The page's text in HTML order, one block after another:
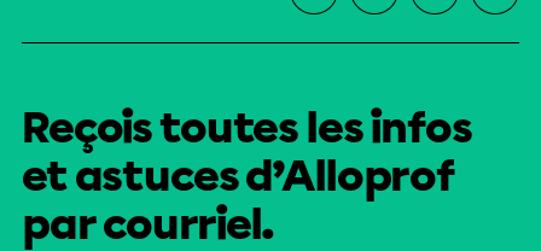
Reçois toutes les infos
et astuces d’Alloprof
par courriel.